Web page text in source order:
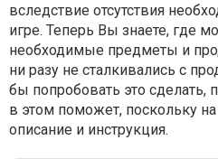
вследствие отсутствия
игре. Теперь Вы знаете, где
необходимые предметы и
ни разу не сталкивались с
бы попробовать это сделать,
в этом поможет, поскольку
описание и инструкция.